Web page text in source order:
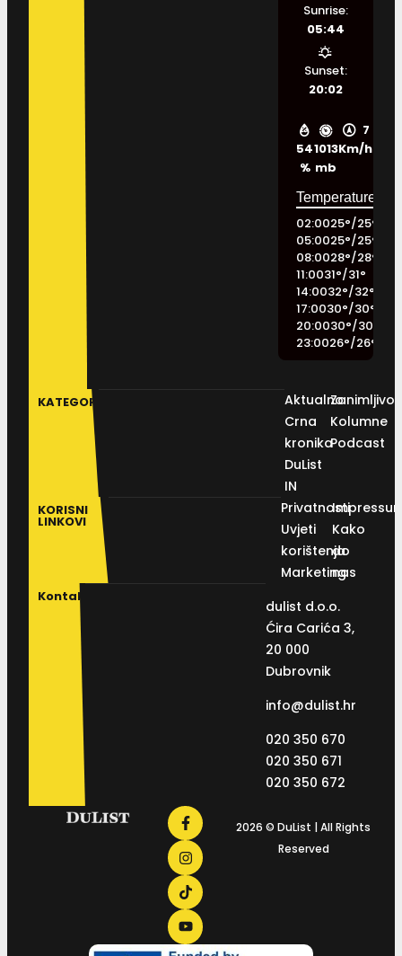
54
%
1013
mb
7
Km/h
Sunrise:
05:44
Sunset:
20:02
02:0025°/25°
05:0025°/25°
08:0028°/28°
11:0031°/31°
14:0032°/32°
17:0030°/30°
20:0030°/30
23:0026°/26°
KATEGORIJE
Aktualno
Crna
kronika
DuList
IN
Kolumne
Podcast
KORISNI
LINKOVI
Privatnosti
Uvjeti
korištenja
Marketing
Kako
do
nas
Kontakt
dulist d.o.o.
Ćira Carića 3,
20 000
Dubrovnik
info@dulist.hr
020 350 670
020 350 671
020 350 672
2026 © DuList | All Rights
Reserved